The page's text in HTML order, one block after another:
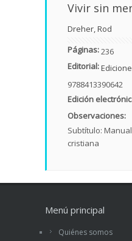
Vivir sin
Dreher, Rod
Páginas:236
Editorial:
9788413390642
Edición
Observaciones:
Subtítulo:
cristiana
Menú principal
Quiénes somos